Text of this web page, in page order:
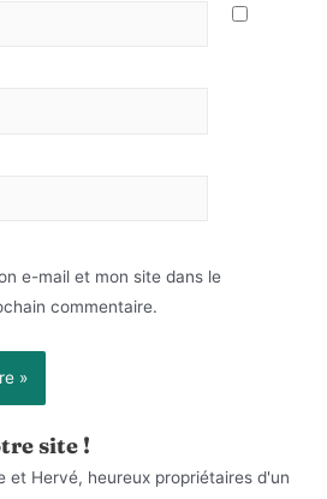
e-mail et mon site dans le
commentaire.
site !
et Hervé, heureux propriétaires d'un